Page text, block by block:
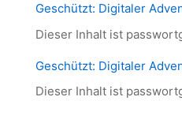
Geschützt: Digitaler
Dieser Inhalt ist
Geschützt: Digitaler
Dieser Inhalt ist